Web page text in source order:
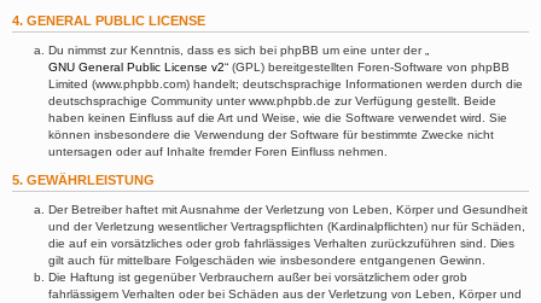
4. GENERAL PUBLIC LICENSE
Du nimmst zur Kenntnis, dass es sich bei phpBB um eine unter der „
GNU General Public License v2“ (GPL) bereitgestellten Foren-Software von phpBB
Limited (www.phpbb.com) handelt; deutschsprachige Informationen werden durch die
deutschsprachige Community unter www.phpbb.de zur Verfügung gestellt. Beide
haben keinen Einfluss auf die Art und Weise, wie die Software verwendet wird. Sie
können insbesondere die Verwendung der Software für bestimmte Zwecke nicht
untersagen oder auf Inhalte fremder Foren Einfluss nehmen.
5. GEWÄHRLEISTUNG
Der Betreiber haftet mit Ausnahme der Verletzung von Leben, Körper und Gesundheit
und der Verletzung wesentlicher Vertragspflichten (Kardinalpflichten) nur für Schäden,
die auf ein vorsätzliches oder grob fahrlässiges Verhalten zurückzuführen sind. Dies
gilt auch für mittelbare Folgeschäden wie insbesondere entgangenen Gewinn.
Die Haftung ist gegenüber Verbrauchern außer bei vorsätzlichem oder grob
fahrlässigem Verhalten oder bei Schäden aus der Verletzung von Leben, Körper und